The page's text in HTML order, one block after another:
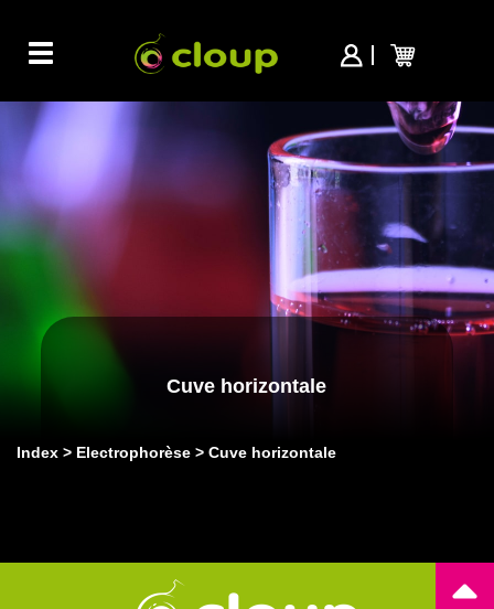
Toggle
navigation
Cuve horizontale
Index Electrophorèse Cuve horizontale